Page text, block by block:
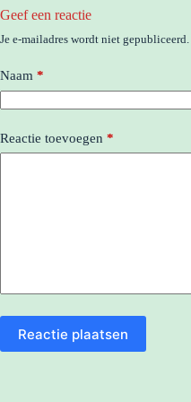
Geef een reactie
Je e-mailadres wordt niet gepubliceerd.
Naam *
Reactie toevoegen *
Reactie plaatsen